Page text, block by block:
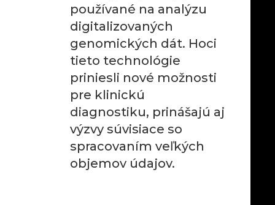
používané na analýzu
digitalizovaných
genomických dát. Hoci
tieto technológie
priniesli nové možnosti
pre klinickú
diagnostiku, prinášajú aj
výzvy súvisiace so
spracovaním veľkých
objemov údajov.